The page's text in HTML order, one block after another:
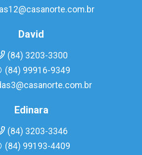
David
(84) 3203-3300
(84) 99916-9349
Edinara
(84) 3203-3346
(84) 99193-4409